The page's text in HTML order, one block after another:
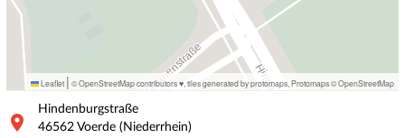
Leaflet | © OpenStreetMap contributors ♥, tiles generated by protomaps Protomaps©OpenStreetMap
Hindenburgstraße
46562 Voerde (Niederrhein)